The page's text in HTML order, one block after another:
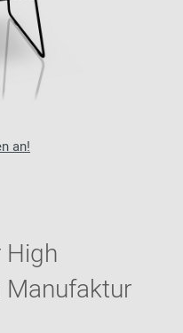
an!
High
Manufaktur